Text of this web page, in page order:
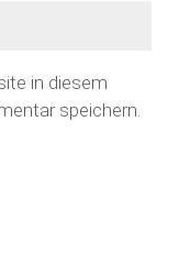
in diesem
speichern.